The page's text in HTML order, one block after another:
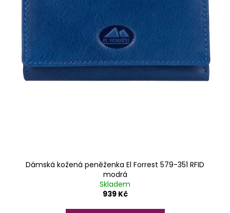
Dámská kožená peněženka El Forrest 579-351 RFID
modrá
Skladem
939 Kč